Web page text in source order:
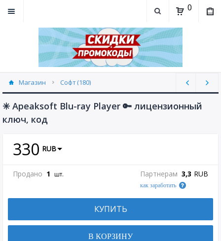
0
Магазин Софт (180)
✳️ Apeaksoft Blu-ray Player 🔑 лицензионный
ключ, код
330 RUB
Продано 1 шт. Партнерам 3,3 RUB
как заработать
КУПИТЬ
В КОРЗИНУ